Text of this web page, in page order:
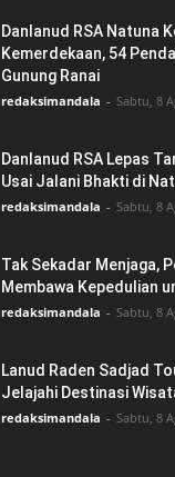
Danlanud RSA Natuna
Kemerdekaan, 54
Gunung Ranai
redaksimandala - Sabtu, 8
Danlanud RSA Lepas
Usai Jalani Bhakti di
redaksimandala - Sabtu, 8
Tak Sekadar Menjaga,
Membawa Kepedulian
redaksimandala - Sabtu, 8
Lanud Raden Sadjad
Jelajahi Destinasi
redaksimandala - Sabtu, 8